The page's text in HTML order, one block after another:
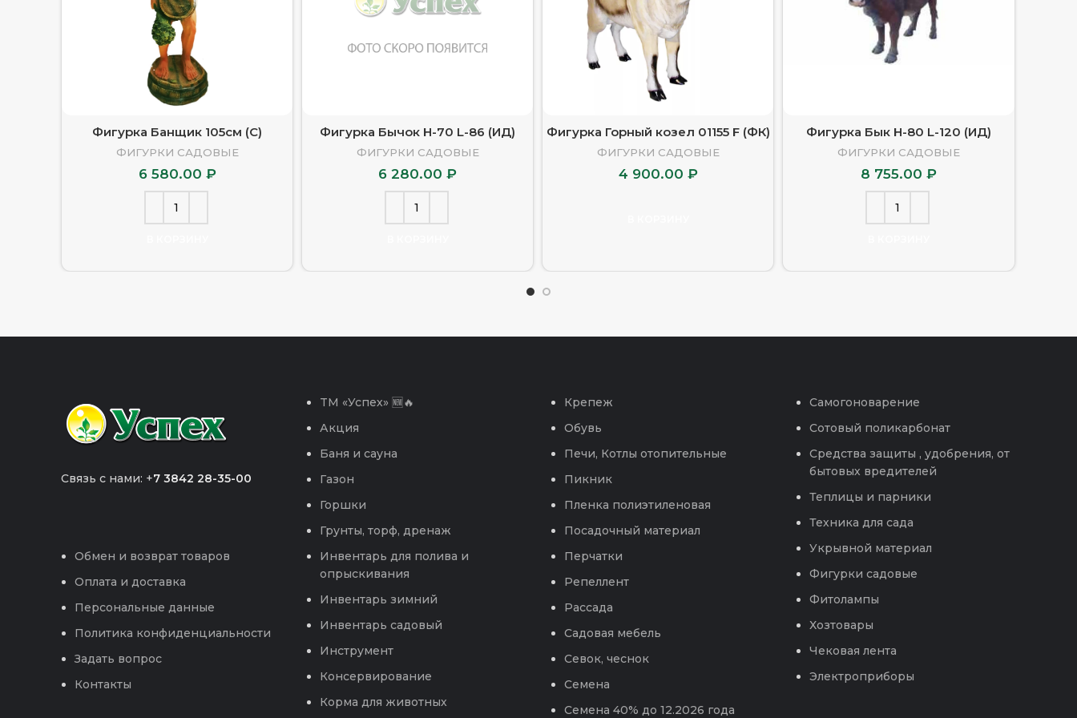
Фигурка Банщик 105см (С)
ФИГУРКИ САДОВЫЕ
6 580.00 ₽
Фигурка Бычок H-70 L-86 (ИД)
ФИГУРКИ САДОВЫЕ
6 280.00₽
Фигурка Горный козел 01155 F (ФК)
ФИГУРКИ САДОВЫЕ
4 900.00 ₽
Фигурка Бык H-80 L-120 (ИД)
ФИГУРКИ САДОВЫЕ
8 755.00 ₽
Связь с нами: +7 3842 28-35-00
Обмен и возврат товаров
Оплата и доставка
Персональные данные
Политика конфиденциальности
Задать вопрос
Контакты
TM «Успех» 🆕🔥
Акция
Баня и сауна
Газон
Горшки
Грунты, торф, дренаж
Инвентарь для полива и
опрыскивания
Инвентарь зимний
Инвентарь садовый
Инструмент
Консервирование
Корма для животных
Крепеж
Обувь
Печи, Котлы отопительные
Пикник
Пленка полиэтиленовая
Посадочный материал
Перчатки
Репеллент
Рассада
Садовая мебель
Севок, чеснок
Семена
Семена 40% до 12.2026 года
Самогоноварение
Сотовый поликарбонат
Средства защиты , удобрения, от
бытовых вредителей
Теплицы и парники
Техника для сада
Укрывной материал
Фигурки садовые
Фитолампы
Хозтовары
Чековая лента
Электроприборы